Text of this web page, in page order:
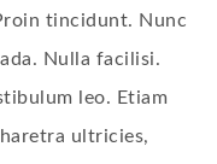
tincidunt. Nunc
Nulla facilisi.
leo. Etiam
ultricies,